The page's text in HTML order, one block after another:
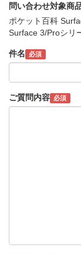
問い合わせ対象商
ポケット百科
Surface 3/Proシリ
件名 必須
ご質問内容 必須